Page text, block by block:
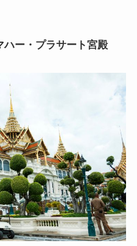
ハー・プラサート宮殿